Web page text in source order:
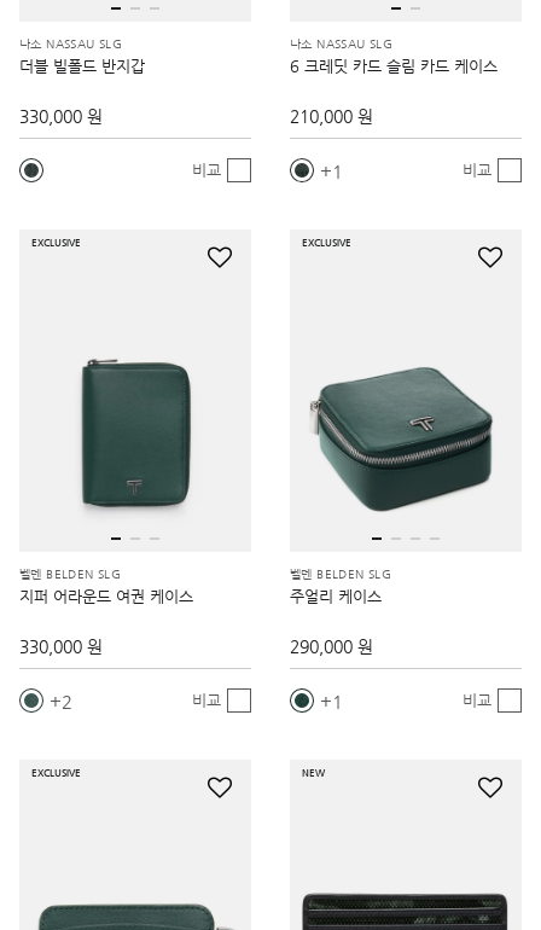
나소 NASSAU SLG
더블 빌폴드 반지갑
330,000 원
비교
나소 NASSAU SLG
6 크레딧 카드 슬림 카드 케이스
210,000 원
1 비교
EXCLUSIVE
벨덴 BELDEN SLG
지퍼 어라운드 여권 케이스
330,000 원
2 비교
EXCLUSIVE
벨덴 BELDEN SLG
주얼리 케이스
290,000 원
1 비교
EXCLUSIVE NEW